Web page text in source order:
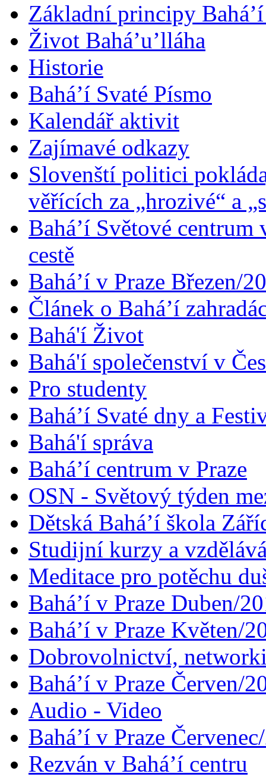
Základní principy
Život Bahá’u’lláha
Historie
Bahá’í Svaté Písmo
Kalendář aktivit
Zajímavé odkazy
Slovenští politici
věřících za „hrozivé“ a
Bahá’í Světové
cestě
Bahá’í v Praze Březen/
Článek o Bahá’í
Bahá'í Život
Bahá'í společenství v
Pro studenty
Bahá’í Svaté dny a
Bahá'í správa
Bahá’í centrum v Praze
OSN - Světový týden
Dětská Bahá’í škola
Studijní kurzy a
Meditace pro potěchu
Bahá’í v Praze Duben/
Bahá’í v Praze Květen/
Dobrovolnictví,
Bahá’í v Praze Červen/
Audio - Video
Bahá’í v Praze
Rezván v Bahá’í centru